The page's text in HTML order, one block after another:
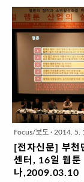
고영일의 , 주호민의
대’의 취업기 등 최근
들은 만화 ..
제작해 포털사이트 네
(www.naver.com)와
에 게재한다. 박수동
야구단’을 리메이크한
경호 작)은 지난 5월
사이트 네이버에 연재
고유성, 정운경, 신문
만화 ‘번개기동대’, ‘
작으로 평가 받는 ‘번
이스트 출신 스토리
박성진에 의해 ‘번개기
Focus/보도 · 2014. 5.
[전자신문] 부천
센터, 16일 웹툰
나,2009.03.10